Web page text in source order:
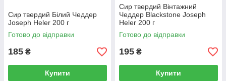
Сир твердий Білий Чеддер
Joseph Heler 200 г
Готово до відправки
185 ₴
Купити
Сир твердий Вінтажний
Чеддер Blackstone Joseph
Heler 200 г
Готово до відправки
195 ₴
Купити